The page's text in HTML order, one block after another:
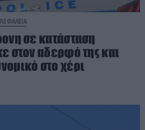
σε κατάσταση
στον αδερφό της και
στο χέρι